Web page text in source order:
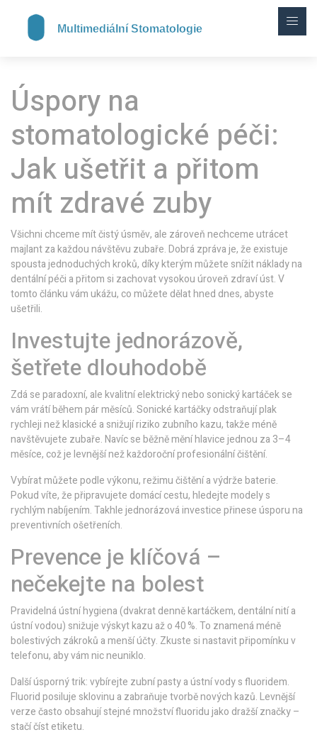
Úspory na
stomatologické péči:
Jak ušetřit a přitom
mít zdravé zuby
Všichni chceme mít čistý úsměv, ale zároveň nechceme utrácet
majlant za každou návštěvu zubaře. Dobrá zpráva je, že existuje
spousta jednoduchých kroků, díky kterým můžete snížit náklady na
dentální péči a přitom si zachovat vysokou úroveň zdraví úst. V
tomto článku vám ukážu, co můžete dělat hned dnes, abyste
ušetřili.
Investujte jednorázově,
šetřete dlouhodobě
Zdá se paradoxní, ale kvalitní elektrický nebo sonický kartáček se
vám vrátí během pár měsíců. Sonické kartáčky odstraňují plak
rychleji než klasické a snižují riziko zubního kazu, takže méně
navštěvujete zubaře. Navíc se běžně mění hlavice jednou za 3–4
měsíce, což je levnější než každoroční profesionální čištění.
Vybírat můžete podle výkonu, režimu čištění a výdrže baterie.
Pokud víte, že připravujete domácí cestu, hledejte modely s
rychlým nabíjením. Takhle jednorázová investice přinese úsporu na
preventivních ošetřeních.
Prevence je klíčová –
nečekejte na bolest
Pravidelná ústní hygiena (dvakrat denně kartáčkem, dentální nití a
ústní vodou) snižuje výskyt kazu až o 40 %. To znamená méně
bolestivých zákroků a menší účty. Zkuste si nastavit připomínku v
telefonu, aby vám nic neuniklo.
Další úsporný trik: vybírejte zubní pasty a ústní vody s fluoridem.
Fluorid posiluje sklovinu a zabraňuje tvorbě nových kazů. Levnější
verze často obsahují stejné množství fluoridu jako dražší značky –
stačí číst etiketu.